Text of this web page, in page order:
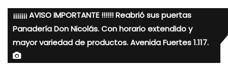
¡¡¡¡¡¡¡ AVISO IMPORTANTE !!!!!! Reabrió sus puertas
Panadería Don Nicolás. Con horario extendido y
mayor variedad de productos. Avenida Fuertes 1.117.